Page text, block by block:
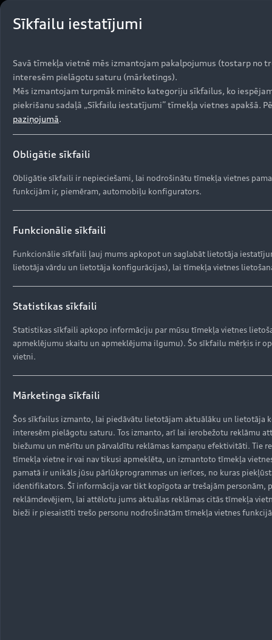
Drošības spilvenu
atsaukums
Dzīvības apdraudējums bojātu drošības
Takata drošības spilvenu globālais
atsaukums attiecas uz daudzu
autoražotāju, tostarp Audi, modeļiem.
Tāpēc pastāv iespēja, ka jūsu automobilī
radīt būtisku risku jums un pasažieriem.
Šeit jūs varat saņemt detalizētu
informāciju un noskaidrot, vai tas
attiecas arī uz jūsu auto. Lai noskaidrotu,
vai tas attiecas uz jūsu automobili,
ievadiet VIN numuru šeit. Svarīgi!
Transportlīdzekļu saraksts tiek regulāri
Sīkfailu iestatījumi
Savā tīmekļa vietnē mēs izmantojam pakalpojumus (tostarp no
interesēm pielāgotu saturu (mārketings).
Mēs izmantojam turpmāk minēto kategoriju sīkfailus, ko
piekrišanu sadaļā „Sīkfailu iestatījumi” tīmekļa vietnes apakšā.
paziņojumā.
Obligātie sīkfaili
Obligātie sīkfaili ir nepieciešami, lai nodrošinātu tīmekļa vietnes
funkcijām ir, piemēram, automobiļu konfigurators.
Funkcionālie sīkfaili
Funkcionālie sīkfaili ļauj mums apkopot un saglabāt lietotāja
lietotāja vārdu un lietotāja konfigurācijas), lai tīmekļa vietnes
Statistikas sīkfaili
Statistikas sīkfaili apkopo informāciju par mūsu tīmekļa vietnes
apmeklējumu skaitu un apmeklējuma ilgumu). Šo sīkfailu mērķis ir
vietni.
Mārketinga sīkfaili
Šos sīkfailus izmanto, lai piedāvātu lietotājam aktuālāku un lietotāja
interesēm pielāgotu saturu. Tos izmanto, arī lai ierobežotu reklāmu
biežumu un mērītu un pārvaldītu reklāmas kampaņu efektivitāti. Tie
tīmekļa vietne ir vai nav tikusi apmeklēta, un izmantoto tīmekļa
pamatā ir unikāls jūsu pārlūkprogrammas un ierīces, no kuras
identifikators. Šī informācija var tikt kopīgota ar trešajām personām,
reklāmdevējiem, lai attēlotu jums aktuālas reklāmas citās tīmekļa
bieži ir piesaistīti trešo personu nodrošinātām tīmekļa vietnes